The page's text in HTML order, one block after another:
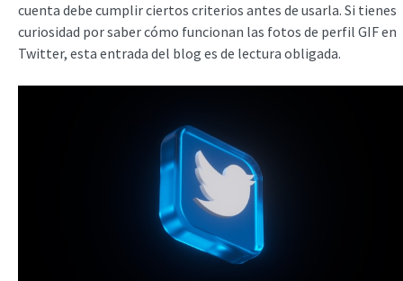
cuenta debe cumplir ciertos criterios antes de usarla. Si tienes
curiosidad por saber cómo funcionan las fotos de perfil GIF en
Twitter, esta entrada del blog es de lectura obligada.